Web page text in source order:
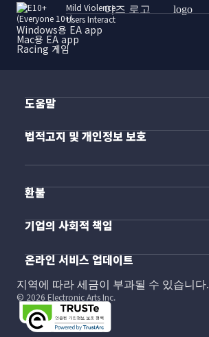
Mild Violence
Users Interact
Windows용 EA app
Mac용 EA app
Racing 게임
도움말
법적고지 및 개인정보 보호
환불
기업의 사회적 책임
온라인 서비스 업데이트
지역에 따라 세금이 부과될 수 있습니다.
© 2026 Electronic Arts Inc.